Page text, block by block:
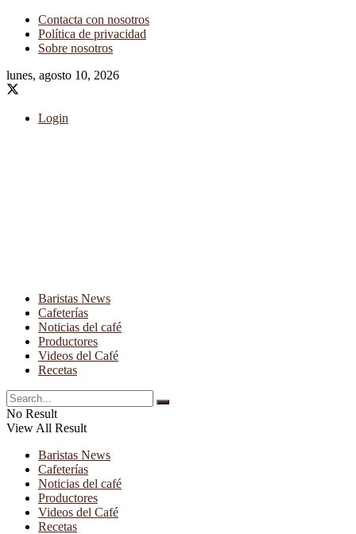
Contacta con nosotros
Política de privacidad
Sobre nosotros
lunes, agosto 10, 2026
Login
Baristas News
Cafeterías
Noticias del café
Productores
Videos del Café
Recetas
No Result
View All Result
Baristas News
Cafeterías
Noticias del café
Productores
Videos del Café
Recetas